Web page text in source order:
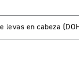
en cabeza